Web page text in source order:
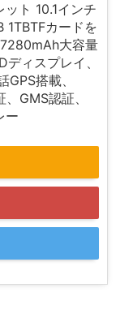
ト 10.1インチ
1TBTFカードを
大容量
ィスプレイ、
搭載、
GMS認証、
ー